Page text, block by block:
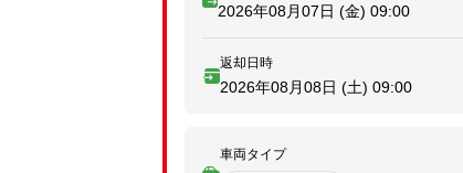
2026年08月07日 (金) 09:00
返却日時
2026年08月08日 (土) 09:00
車両タイプ